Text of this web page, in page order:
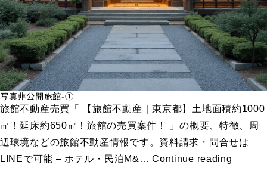
写真非公開旅館-①
旅館不動産売買「 【旅館不動産｜東京都】土地面積約1000
㎡！延床約650㎡！旅館の売買案件！ 」の概要、特徴、周
辺環境などの旅館不動産情報です。資料請求・問合せは
LINEで可能 – ホテル・民泊M&…Continue reading